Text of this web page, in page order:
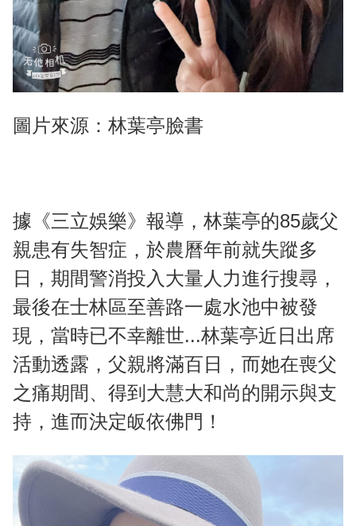
圖片來源：林葉亭臉書
據《三立娛樂》報導，林葉亭的85歲父
親患有失智症，於農曆年前就失蹤多
日，期間警消投入大量人力進行搜尋，
最後在士林區至善路一處水池中被發
現，當時已不幸離世...林葉亭近日出席
活動透露，父親將滿百日，而她在喪父
之痛期間、得到大慧大和尚的開示與支
持，進而決定皈依佛門！